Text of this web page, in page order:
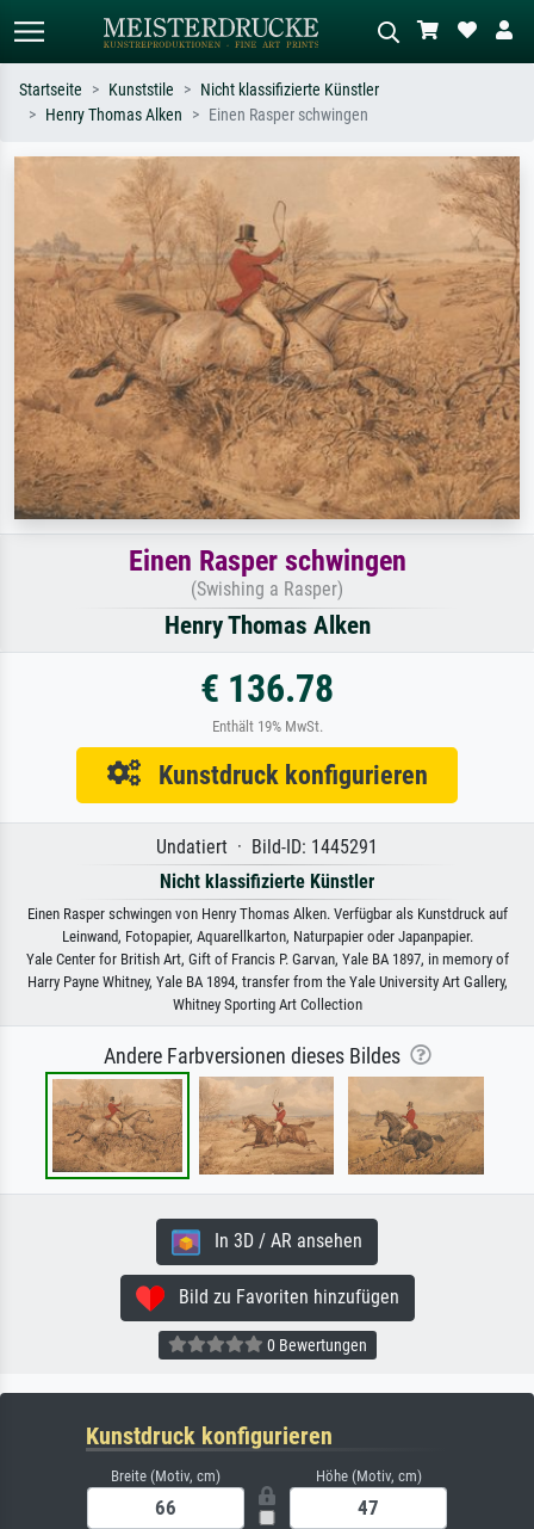
Suchen Sie nach Künstlern, Werktiteln
oder Stilen – z.B. Monet,
Sternennacht, Impressionismus, Welle
Hokusai, Akt.
Beschreiben Sie die Szene – z.B. Grüne
Wiese, Abstrakt mit viel Rot, Dunkles
Ölgemälde, Stehender Akt neben einem
Startseite Kunststile
Nicht klassifizierte Künstler
Henry Thomas Alken
Einen Rasper schwingen
Einen Rasper schwingen
(Swishing a Rasper)
Henry Thomas Alken
€ 136.78
Enthält 19% MwSt.
Kunstdruck konfigurieren
Undatiert · Bild-ID: 1445291
Nicht klassifizierte Künstler
Einen Rasper schwingen von Henry Thomas Alken. Verfügbar als Kunstdruck auf
Leinwand, Fotopapier, Aquarellkarton, Naturpapier oder Japanpapier.
Yale Center for British Art, Gift of Francis P. Garvan, Yale BA 1897, in memory of
Harry Payne Whitney, Yale BA 1894, transfer from the Yale University Art Gallery,
Whitney Sporting Art Collection
Andere Farbversionen dieses Bildes
In 3D / AR ansehen
Bild zu Favoriten hinzufügen
0 Bewertungen
Kunstdruck konfigurieren
Breite (Motiv, cm) Höhe (Motiv, cm)